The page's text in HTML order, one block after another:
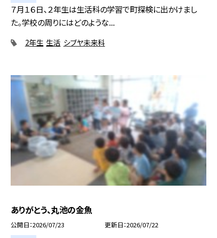
７月１６日、２年生は生活科の学習で町探検に出かけまし
た。学校の周りにはどのような...
2年生 生活 シブヤ未来科
ありがとう、丸池の金魚
公開日 2026/07/23 更新日 2026/07/22